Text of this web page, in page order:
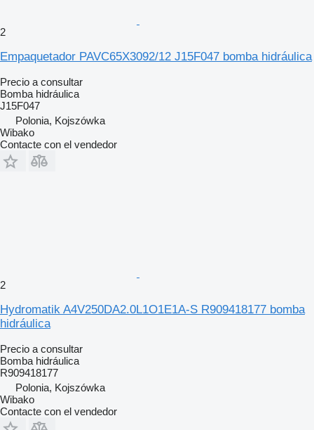
2
Empaquetador PAVC65X3092/12 J15F047 bomba hidráulica
Precio a consultar
Bomba hidráulica
J15F047
Polonia, Kojszówka
Wibako
Contacte con el vendedor
2
Hydromatik A4V250DA2.0L1O1E1A-S R909418177 bomba
hidráulica
Precio a consultar
Bomba hidráulica
R909418177
Polonia, Kojszówka
Wibako
Contacte con el vendedor